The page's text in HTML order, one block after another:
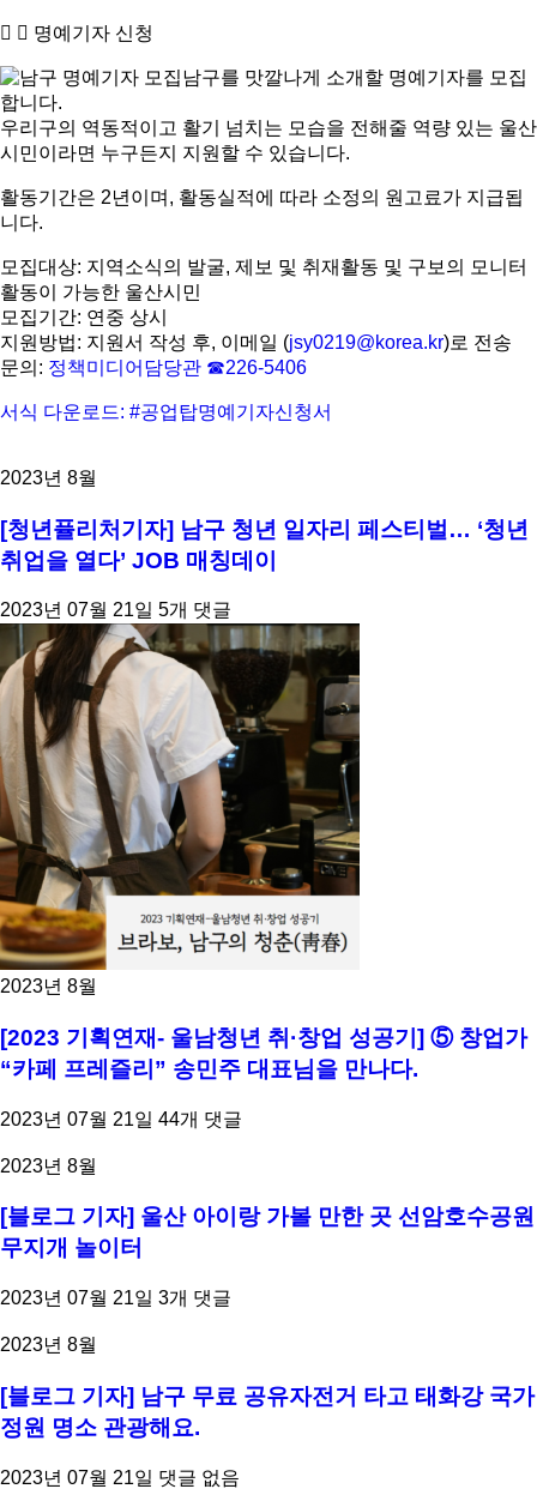
명예기자 신청
남구를 맛깔나게 소개할 명예기자를 모집
합니다.
우리구의 역동적이고 활기 넘치는 모습을 전해줄 역량 있는 울산
시민이라면 누구든지 지원할 수 있습니다.
활동기간은 2년이며, 활동실적에 따라 소정의 원고료가 지급됩
니다.
모집대상: 지역소식의 발굴, 제보 및 취재활동 및 구보의 모니터
활동이 가능한 울산시민
모집기간: 연중 상시
지원방법: 지원서 작성 후, 이메일 (jsy0219@korea.kr)로 전송
문의: 정책미디어담당관 ☎226-5406
서식 다운로드: #공업탑명예기자신청서
2023년 8월
[청년퓰리처기자] 남구 청년 일자리 페스티벌… ‘청년
취업을 열다’ JOB 매칭데이
2023년 07월 21일 5개 댓글
2023년 8월
[2023 기획연재- 울남청년 취·창업 성공기] ⑤ 창업가
“카페 프레즐리” 송민주 대표님을 만나다.
2023년 07월 21일 44개 댓글
2023년 8월
[블로그 기자] 울산 아이랑 가볼 만한 곳 선암호수공원
무지개 놀이터
2023년 07월 21일 3개 댓글
2023년 8월
[블로그 기자] 남구 무료 공유자전거 타고 태화강 국가
정원 명소 관광해요.
2023년 07월 21일 댓글 없음